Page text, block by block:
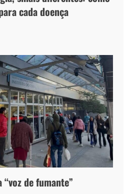
cada doença
de fumante”